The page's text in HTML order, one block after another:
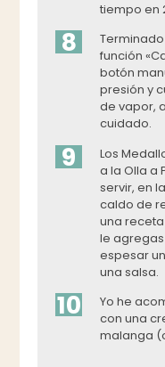
tiempo en
8
función
botón
presión y
de vapor,
cuidado.
9
Los
a la Olla a
servir, en
caldo de
una
le
espesar
una salsa.
10
Yo he
con una
malanga